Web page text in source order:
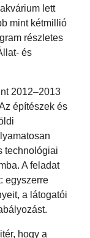
lett
mint kétmillió
részletes
és
2012–2013
építészek és
technológiai
A feladat
egyszerre
a látogatói
hogy a